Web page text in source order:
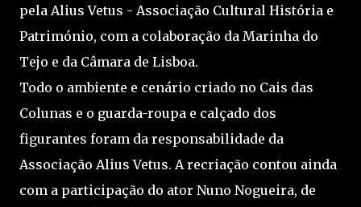
pela Alius Vetus - Associação Cultural História e
Património, com a colaboração da Marinha do
Tejo e da Câmara de Lisboa.
Todo o ambiente e cenário criado no Cais das
Colunas e o guarda-roupa e calçado dos
figurantes foram da responsabilidade da
Associação Alius Vetus. A recriação contou ainda
com a participação do ator Nuno Nogueira, de